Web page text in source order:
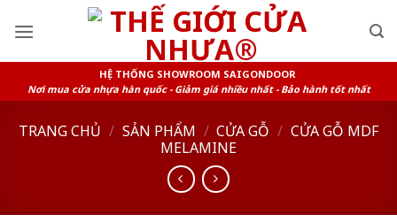
HỆ THỐNG SHOWROOM SAIGONDOOR
Nơi mua cửa nhựa hàn quốc - Giảm giá nhiều nhất - Bảo hành tốt nhất
TRANG CHỦ / SẢN PHẨM / CỬA GỖ / CỬA GỖ MDF
MELAMINE